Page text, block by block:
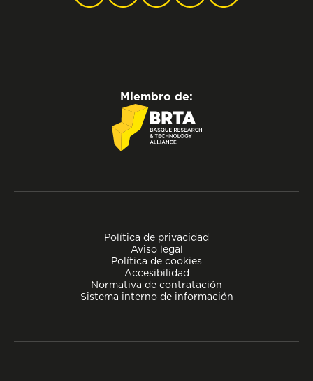
Política de privacidad
Aviso legal
Política de cookies
Accesibilidad
Normativa de contratación
Sistema interno de información
Miembro de: